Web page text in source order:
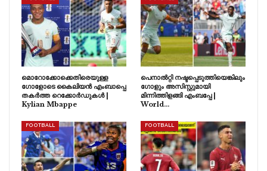
മൊറോക്കോക്കെതിരെയുള്ള
ഗോളോടെ കൈലിയൻ എംബാപ്പെ
തകർത്ത റെക്കോർഡുകൾ |
Kylian Mbappe
പെനാൽറ്റി നഷ്ടപ്പെടുത്തിയെങ്കിലും
ഗോളും അസിസ്റ്റുമായി
മിന്നിത്തിളങ്ങി എംബപ്പേ |
World…
FOOTBALL FOOTBALL